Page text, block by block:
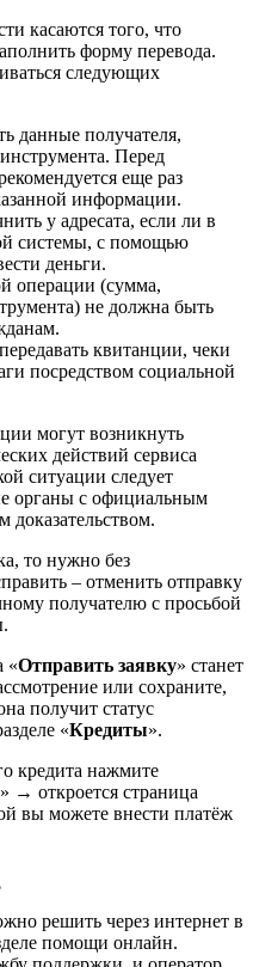
касаются того, что
форму перевода.
следующих
данные получателя,
Перед
еще раз
информации.
у адресата, если ли в
системы, с помощью
деньги.
операции (сумма,
не должна быть
квитанции, чеки
посредством социальной
могут возникнуть
действий сервиса
ситуации следует
органы с официальным
доказательством.
то нужно без
– отменить отправку
получателю с просьбой
«Отправить заявку» станет
или сохраните,
получит статус
«Кредиты».
кредита нажмите
» → откроется страница
вы можете внести платёж
решить через интернет в
помощи онлайн.